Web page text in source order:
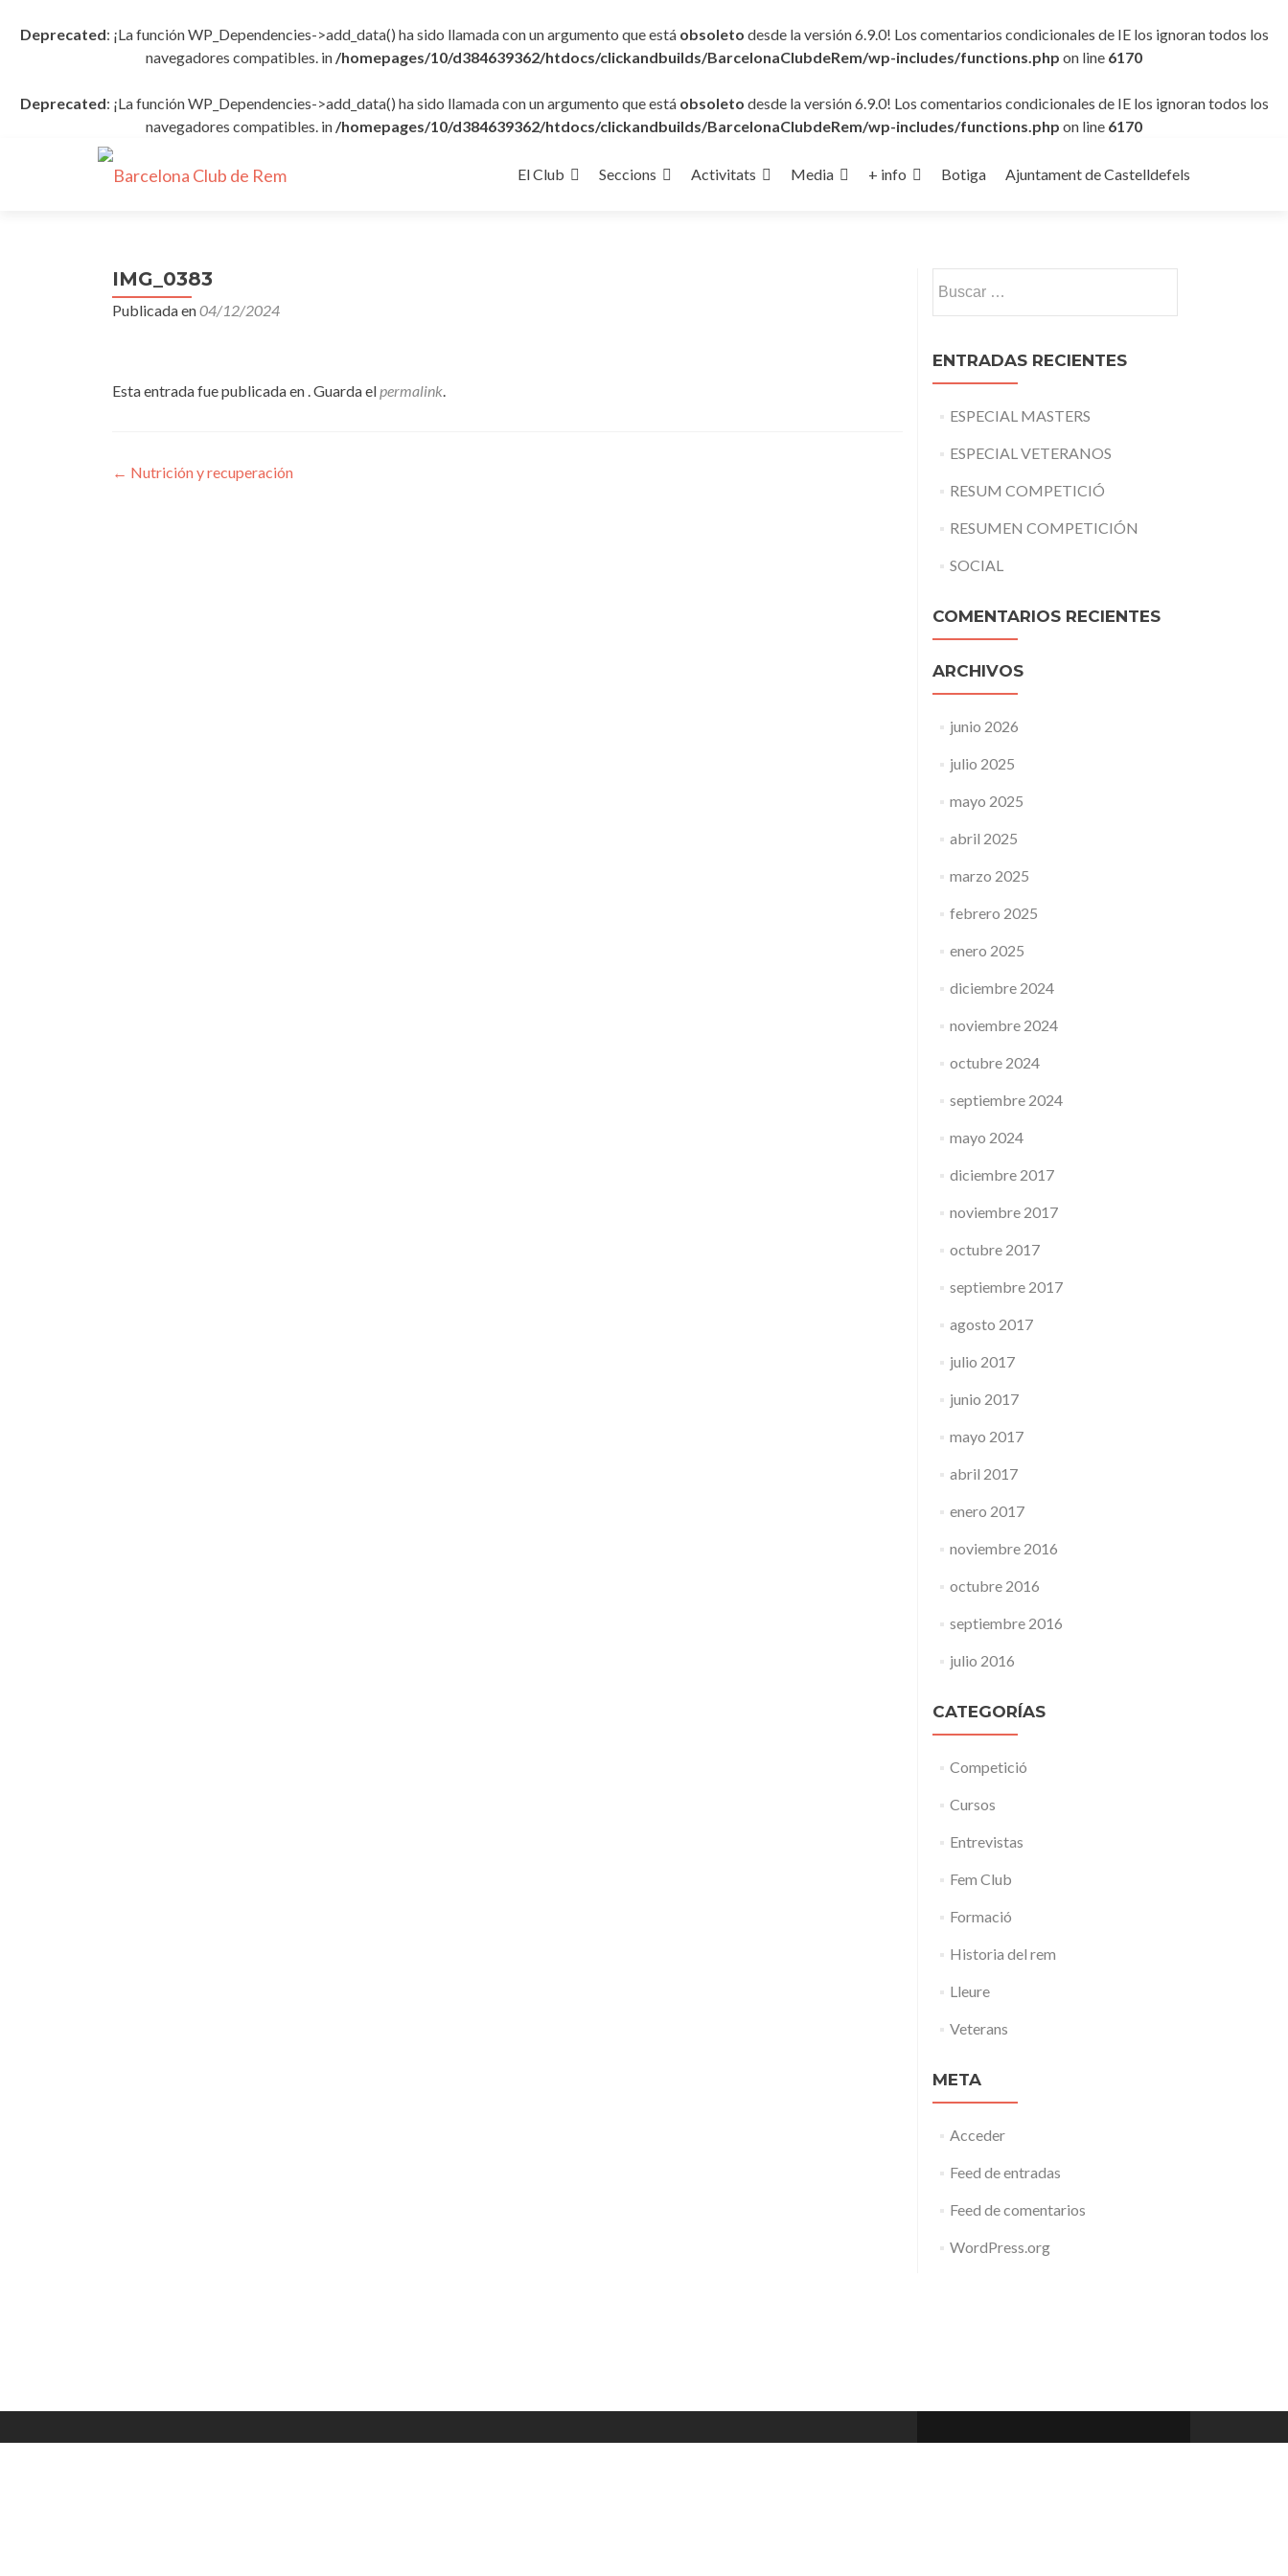
Deprecated: ¡La función WP_Dependencies->add_data() ha sido llamada con un argumento que está obsoleto desde la versión 6.9.0! Los comentarios condicionales de IE los ignoran todos los
navegadores compatibles. in /homepages/10/d384639362/htdocs/clickandbuilds/BarcelonaClubdeRem/wp-includes/functions.php on line 6170
Deprecated: ¡La función WP_Dependencies->add_data() ha sido llamada con un argumento que está obsoleto desde la versión 6.9.0! Los comentarios condicionales de IE los ignoran todos los
navegadores compatibles. in /homepages/10/d384639362/htdocs/clickandbuilds/BarcelonaClubdeRem/wp-includes/functions.php on line 6170
al
El Club Seccions Activitats Media + info Botiga Ajuntament de Castelldefels
IMG_0383
Publicada en04/12/2024
Esta entrada fue publicada en . Guarda elpermalink.
Navegación
← Nutrición y recuperación
ENTRADAS RECIENTES
ESPECIAL MASTERS
ESPECIAL VETERANOS
RESUM COMPETICIÓ
RESUMEN COMPETICIÓN
SOCIAL
COMENTARIOS RECIENTES
ARCHIVOS
junio 2026
julio 2025
mayo 2025
abril 2025
marzo 2025
febrero 2025
enero 2025
diciembre 2024
noviembre 2024
octubre 2024
septiembre 2024
mayo 2024
diciembre 2017
noviembre 2017
octubre 2017
septiembre 2017
agosto 2017
julio 2017
junio 2017
mayo 2017
abril 2017
enero 2017
noviembre 2016
octubre 2016
septiembre 2016
julio 2016
CATEGORÍAS
Competició
Cursos
Entrevistas
Fem Club
Formació
Historia del rem
Lleure
Veterans
META
Acceder
Feed de entradas
Feed de comentarios
WordPress.org